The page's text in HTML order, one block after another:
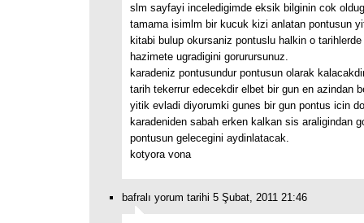
slm sayfayi inceledigimde eksik bilginin cok
tamama isimlm bir kucuk kizi anlatan pontusun
kitabi bulup okursaniz pontuslu halkin o
hazimete ugradigini gorurursunuz.
karadeniz pontusundur pontusun olarak
tarih tekerrur edecekdir elbet bir gun en azindan
yitik evladi diyorumki gunes bir gun pontus icin
karadeniden sabah erken kalkan sis araligindan
pontusun gelecegini aydinlatacak.
kotyora vona
bafralı yorum tarihi 5 Şubat, 2011 21:46